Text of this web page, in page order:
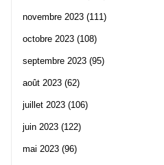
novembre 2023 (111)
octobre 2023 (108)
septembre 2023 (95)
août 2023 (62)
juillet 2023 (106)
juin 2023 (122)
mai 2023 (96)